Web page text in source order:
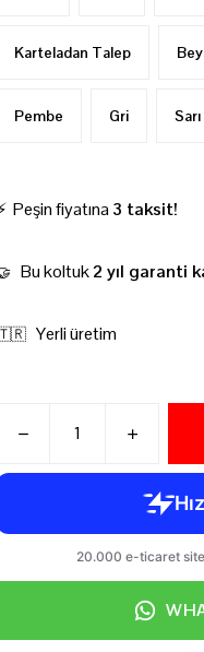
Karteladan Talep
Pembe Gri Sarı
Peşin fiyatına 3 taksit!
Bu koltuk2 yıl garanti
Yerli üretim